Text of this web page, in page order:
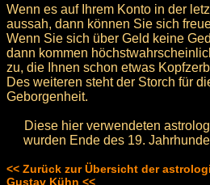
Wenn es auf Ihrem Konto in der
aussah, dann können Sie sich
Wenn Sie sich über Geld keine
dann kommen
zu, die Ihnen schon etwas
Des weiteren steht der Storch für
Geborgenheit.
Diese hier verwendeten
wurden Ende des 19.
<< Zurück zur Übersicht der
Gustav Kühn <<